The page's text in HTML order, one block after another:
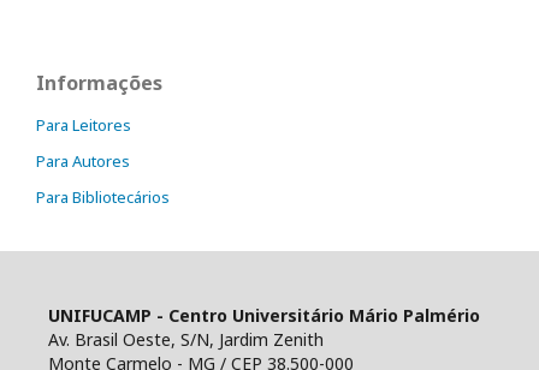
Informações
Para Leitores
Para Autores
Para Bibliotecários
UNIFUCAMP - Centro Universitário Mário Palmério
Av. Brasil Oeste, S/N, Jardim Zenith
Monte Carmelo - MG / CEP 38.500-000